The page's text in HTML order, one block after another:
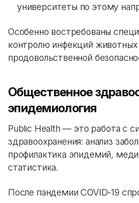
университеты по этому
Особенно востребованы
контролю инфекций животных
продовольственной
Общественное
эпидемиология
Public Health — это работа с
здравоохранения: анализ
профилактика эпидемий,
статистика.
После пандемии COVID-19